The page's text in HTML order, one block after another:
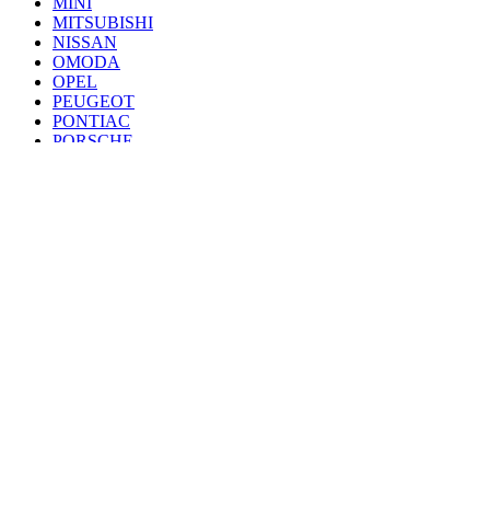
MITSUBISHI
NISSAN
OMODA
OPEL
PEUGEOT
PONTIAC
PORSCHE